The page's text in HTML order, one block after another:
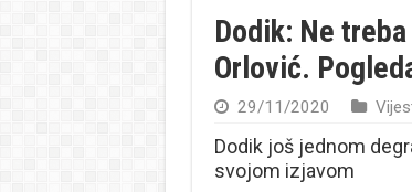
Dodik: Ne
Orlović.
29/11/2020
Dodik još jednom
svojom izjavom